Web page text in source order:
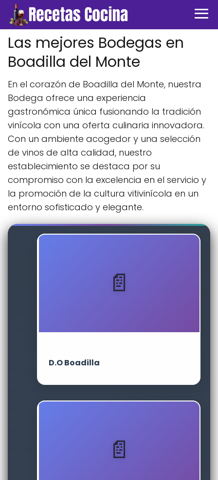
Las mejores Bodegas en
Boadilla del Monte
En el corazón de Boadilla del Monte, nuestra
Bodega ofrece una experiencia
gastronómica única fusionando la tradición
vinícola con una oferta culinaria innovadora.
Con un ambiente acogedor y una selección
de vinos de alta calidad, nuestro
establecimiento se destaca por su
compromiso con la excelencia en el servicio y
la promoción de la cultura vitivinícola en un
entorno sofisticado y elegante.
D.O Boadilla